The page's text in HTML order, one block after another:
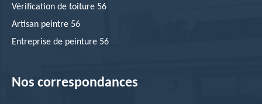
Vérification de toiture 56
Artisan peintre 56
Entreprise de peinture 56
Nos correspondances